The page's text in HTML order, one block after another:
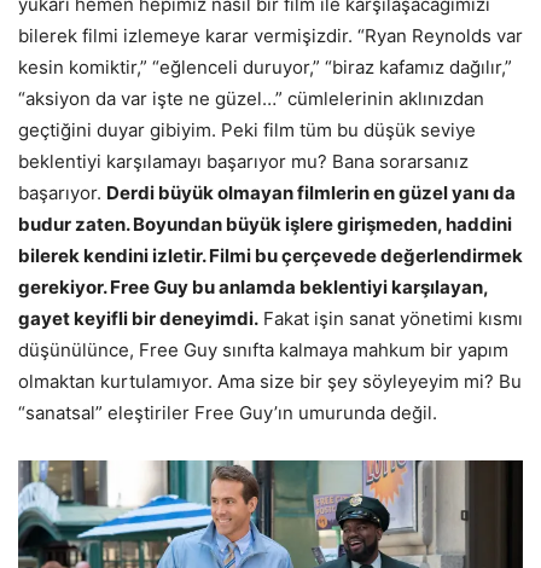
bilerek filmi izlemeye karar vermişizdir. “Ryan Reynolds var
kesin komiktir,” “eğlenceli duruyor,” “biraz kafamız dağılır,”
“aksiyon da var işte ne güzel…” cümlelerinin aklınızdan
geçtiğini duyar gibiyim. Peki film tüm bu düşük seviye
beklentiyi karşılamayı başarıyor mu? Bana sorarsanız
başarıyor. Derdi büyük olmayan filmlerin en güzel yanı da
budur zaten. Boyundan büyük işlere girişmeden, haddini
bilerek kendini izletir. Filmi bu çerçevede değerlendirmek
gerekiyor. Free Guy bu anlamda beklentiyi karşılayan,
gayet keyifli bir deneyimdi. Fakat işin sanat yönetimi kısmı
düşünülünce, Free Guy sınıfta kalmaya mahkum bir yapım
olmaktan kurtulamıyor. Ama size bir şey söyleyeyim mi? Bu
“sanatsal” eleştiriler Free Guy’ın umurunda değil.